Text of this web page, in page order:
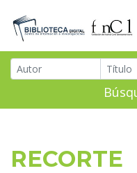
RECORTE